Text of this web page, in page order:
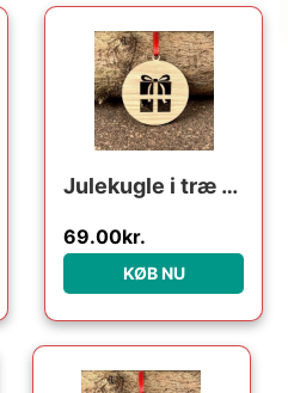
Julekugle i træ – Julegave
69.00kr.
KØB NU